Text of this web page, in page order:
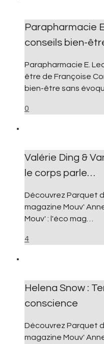
Parapharmacie
conseils bien-
Parapharmacie E.
être de Françoise
bien-être sans
0
Valérie Ding &
le corps parle…
Découvrez Parquet
magazine Mouv'
Mouv' : l'éco mag…
4
Helena Snow :
conscience
Découvrez Parquet
magazine Mouv'